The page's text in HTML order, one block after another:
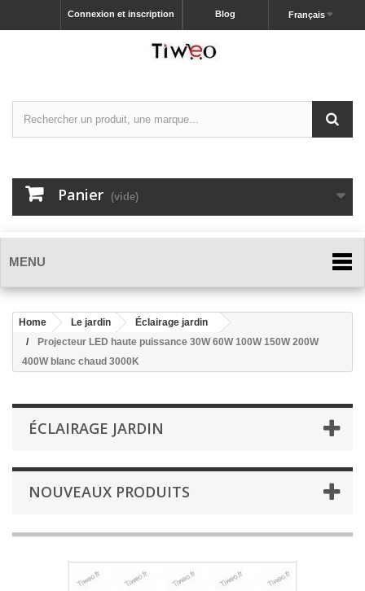
Français
Blog
Connexion et inscription
Panier (vide)
MENU
Home Le jardin
Éclairage jardin
Projecteur LED haute puissance 30W 60W 100W 150W 200W
400W blanc chaud 3000K
ÉCLAIRAGE JARDIN
NOUVEAUX PRODUITS